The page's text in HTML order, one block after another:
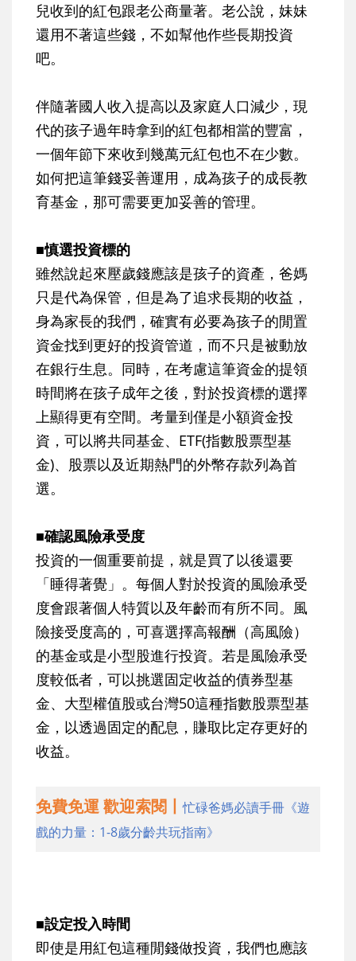
兒收到的紅包跟老公商量著。老公說，妹妹
還用不著這些錢，不如幫他作些長期投資
吧。
伴隨著國人收入提高以及家庭人口減少，現
代的孩子過年時拿到的紅包都相當的豐富，
一個年節下來收到幾萬元紅包也不在少數。
如何把這筆錢妥善運用，成為孩子的成長教
育基金，那可需要更加妥善的管理。
■慎選投資標的
雖然說起來壓歲錢應該是孩子的資產，爸媽
只是代為保管，但是為了追求長期的收益，
身為家長的我們，確實有必要為孩子的閒置
資金找到更好的投資管道，而不只是被動放
在銀行生息。同時，在考慮這筆資金的提領
時間將在孩子成年之後，對於投資標的選擇
上顯得更有空間。考量到僅是小額資金投
資，可以將共同基金、ETF(指數股票型基
金)、股票以及近期熱門的外幣存款列為首
選。
■確認風險承受度
投資的一個重要前提，就是買了以後還要
「睡得著覺」。每個人對於投資的風險承受
度會跟著個人特質以及年齡而有所不同。風
險接受度高的，可喜選擇高報酬（高風險）
的基金或是小型股進行投資。若是風險承受
度較低者，可以挑選固定收益的債券型基
金、大型權值股或台灣50這種指數股票型基
金，以透過固定的配息，賺取比定存更好的
收益。
免費免運 歡迎索閱丨忙碌爸媽必讀手冊《遊
戲的力量：1-8歲分齡共玩指南》
■設定投入時間
即使是用紅包這種閒錢做投資，我們也應該